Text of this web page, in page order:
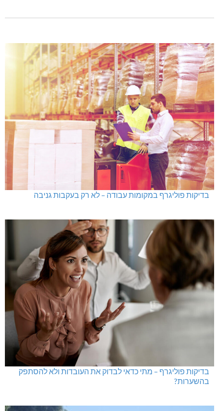
בדיקות פוליגרף במקומות עבודה – לא רק בעקבות גניבה
בדיקות פוליגרף – מתי כדאי לבדוק את העובדות ולא להסתפק
בהשערות?